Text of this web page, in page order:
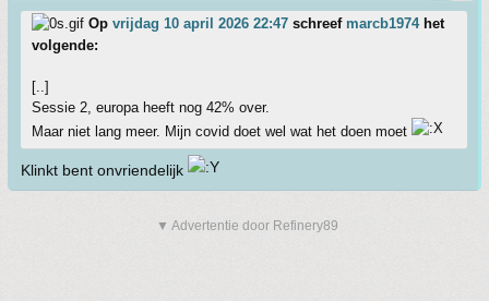
Op vrijdag 10 april 2026 22:47 schreef marcb1974het
volgende:
[..]
Sessie 2, europa heeft nog 42% over.
Maar niet lang meer. Mijn covid doet wel wat het doen moet
Klinkt bent onvriendelijk
▼ Advertentie door Refinery89